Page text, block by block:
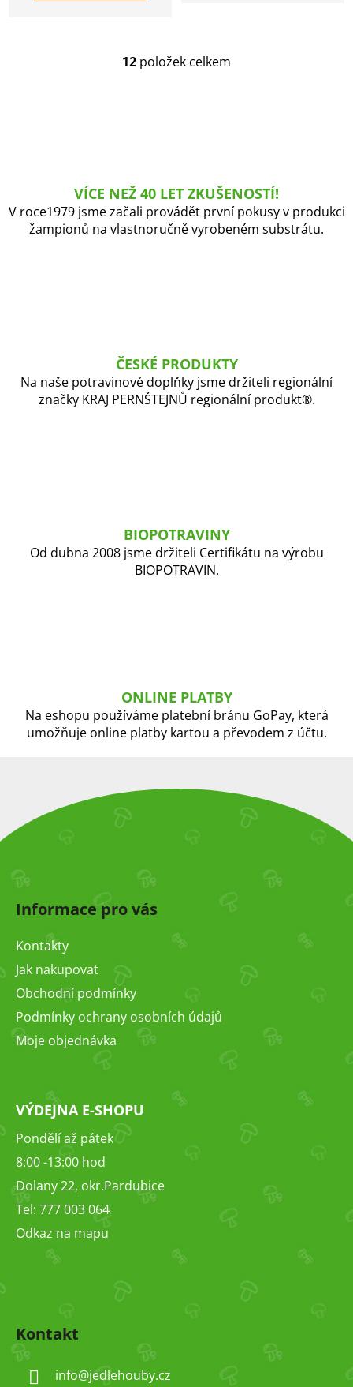
O
í
p
r
s
u
12 položek celkem
VÍCE NEŽ 40 LET ZKUŠENOSTÍ!
V roce1979 jsme začali provádět první pokusy v produkci
žampionů na vlastnoručně vyrobeném substrátu.
ČESKÉ PRODUKTY
Na naše potravinové doplňky jsme držiteli regionální
značky KRAJ PERNŠTEJNŮ regionální produkt®.
BIOPOTRAVINY
Od dubna 2008 jsme držiteli Certifikátu na výrobu
BIOPOTRAVIN.
ONLINE PLATBY
Na eshopu používáme platební bránu GoPay, která
umožňuje online platby kartou a převodem z účtu.
í
Informace pro vás
Kontakty
Jak nakupovat
Obchodní podmínky
Podmínky ochrany osobních údajů
Moje objednávka
VÝDEJNA E-SHOPU
Pondělí až pátek
8:00 -13:00 hod
Dolany 22, okr.Pardubice
Tel: 777 003 064
Odkaz na mapu
Kontakt
info@jedlehouby.cz